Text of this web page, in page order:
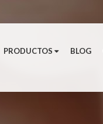
PRODUCTOS BLOG